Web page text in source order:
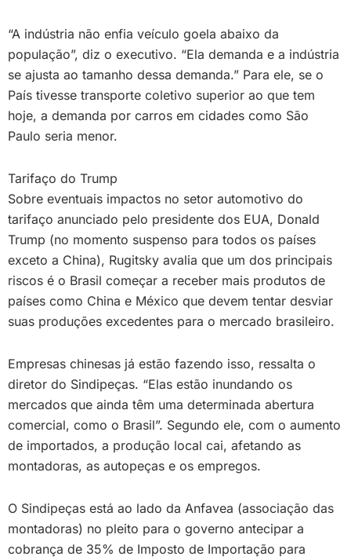
“A indústria não enfia veículo goela abaixo da
população”, diz o executivo. “Ela demanda e a indústria
se ajusta ao tamanho dessa demanda.” Para ele, se o
País tivesse transporte coletivo superior ao que tem
hoje, a demanda por carros em cidades como São
Paulo seria menor.
Tarifaço do Trump
Sobre eventuais impactos no setor automotivo do
tarifaço anunciado pelo presidente dos EUA, Donald
Trump (no momento suspenso para todos os países
exceto a China), Rugitsky avalia que um dos principais
riscos é o Brasil começar a receber mais produtos de
países como China e México que devem tentar desviar
suas produções excedentes para o mercado brasileiro.
Empresas chinesas já estão fazendo isso, ressalta o
diretor do Sindipeças. “Elas estão inundando os
mercados que ainda têm uma determinada abertura
comercial, como o Brasil”. Segundo ele, com o aumento
de importados, a produção local cai, afetando as
montadoras, as autopeças e os empregos.
O Sindipeças está ao lado da Anfavea (associação das
montadoras) no pleito para o governo antecipar a
cobrança de 35% de Imposto de Importação para